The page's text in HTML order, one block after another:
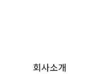
회사소개